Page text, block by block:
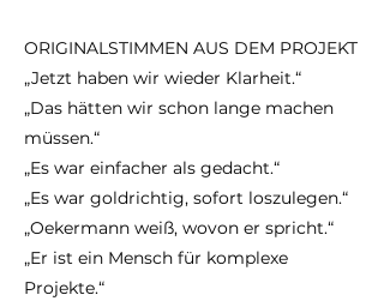
ORIGINALSTIMMEN AUS DEM PROJEKT
„Jetzt haben wir wieder Klarheit.“
„Das hätten wir schon lange machen
müssen.“
„Es war einfacher als gedacht.“
„Es war goldrichtig, sofort loszulegen.“
„Oekermann weiß, wovon er spricht.“
„Er ist ein Mensch für komplexe
Projekte.“